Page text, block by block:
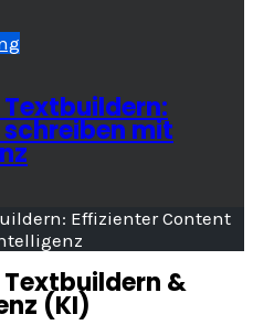
mit
&
(KI)